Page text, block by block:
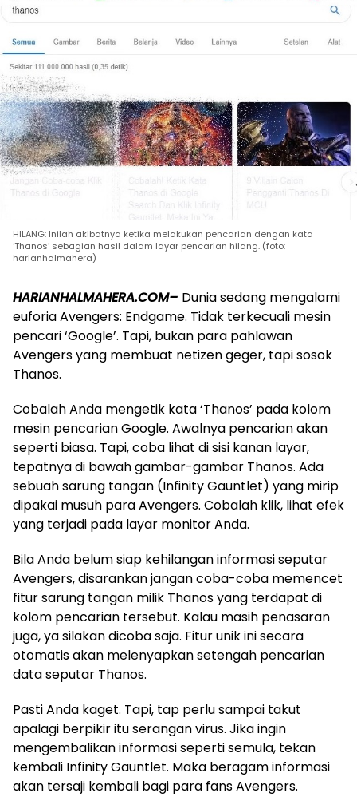
HILANG: Inilah akibatnya ketika melakukan pencarian dengan kata
‘Thanos’ sebagian hasil dalam layar pencarian hilang. (foto:
harianhalmahera)
HARIANHALMAHERA.COM– Dunia sedang mengalami
euforia Avengers: Endgame. Tidak terkecuali mesin
pencari ‘Google’. Tapi, bukan para pahlawan
Avengers yang membuat netizen geger, tapi sosok
Thanos.
Cobalah Anda mengetik kata ‘Thanos’ pada kolom
mesin pencarian Google. Awalnya pencarian akan
seperti biasa. Tapi, coba lihat di sisi kanan layar,
tepatnya di bawah gambar-gambar Thanos. Ada
sebuah sarung tangan (Infinity Gauntlet) yang mirip
dipakai musuh para Avengers. Cobalah klik, lihat efek
yang terjadi pada layar monitor Anda.
Bila Anda belum siap kehilangan informasi seputar
Avengers, disarankan jangan coba-coba memencet
fitur sarung tangan milik Thanos yang terdapat di
kolom pencarian tersebut. Kalau masih penasaran
juga, ya silakan dicoba saja. Fitur unik ini secara
otomatis akan melenyapkan setengah pencarian
data seputar Thanos.
Pasti Anda kaget. Tapi, tap perlu sampai takut
apalagi berpikir itu serangan virus. Jika ingin
mengembalikan informasi seperti semula, tekan
kembali Infinity Gauntlet. Maka beragam informasi
akan tersaji kembali bagi para fans Avengers.